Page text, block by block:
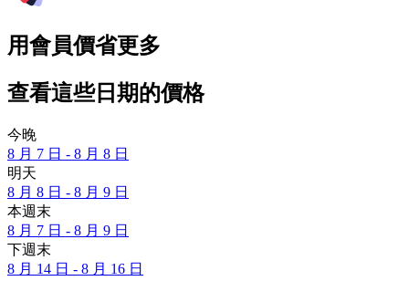
用會員價省更多
查看這些日期的價格
今晚
8 月 7 日 - 8 月 8 日
明天
8 月 8 日 - 8 月 9 日
本週末
8 月 7 日 - 8 月 9 日
下週末
8 月 14 日 - 8 月 16 日